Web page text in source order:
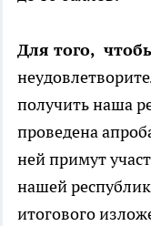
Для того,
получить наша
проведена
ней примут
нашей
итогового